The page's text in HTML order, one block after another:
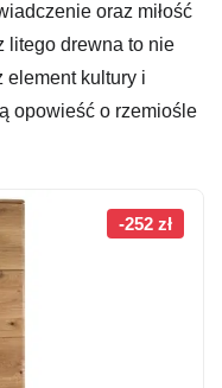
oraz miłość
litego drewna to nie
element kultury i
opowieść o rzemiośle
-252 zł